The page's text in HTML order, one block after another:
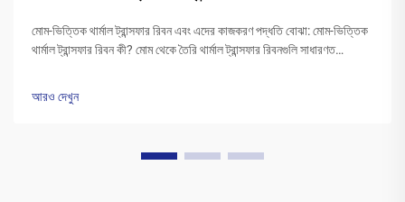
মোম-ভিত্তিক থার্মাল ট্রান্সফার রিবন এবং এদের কাজকরণ পদ্ধতি বোঝা: মোম-ভিত্তিক
থার্মাল ট্রান্সফার রিবন কী? মোম থেকে তৈরি থার্মাল ট্রান্সফার রিবনগুলি সাধারণত
আরও দেখুন